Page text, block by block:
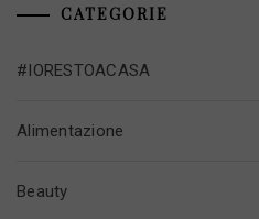
CATEGORIE
#IORESTOACASA
Alimentazione
Beauty